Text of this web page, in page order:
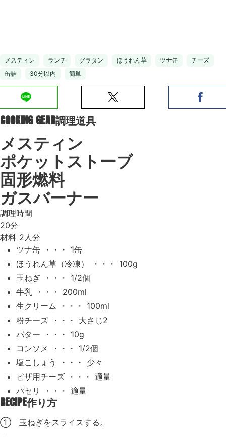
メスティン ランチ グラタン ほうれん草 ツナ缶
チーズ
缶詰
30分以内 簡単
COOKING GEAR調理道具
メスティン
ポケットストーブ
固形燃料
ガスバーナー
調理時間
20分
材料 2人分
ツナ缶 ・・・ 1缶
ほうれん草（冷凍） ・・・ 100g
玉ねぎ ・・・ 1/2個
牛乳 ・・・ 200ml
生クリーム ・・・ 100ml
粉チーズ ・・・ 大さじ2
バター ・・・ 10g
コンソメ ・・・ 1/2個
塩こしょう ・・・ 少々
ピザ用チーズ ・・・ 適量
パセリ ・・・ 適量
RECIPE作り方
① 玉ねぎをスライスする。